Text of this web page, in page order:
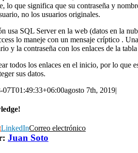
lo que significa que su contraseña y
no los usuarios originales.
usa SQL Server en la web (datos en la
lo maneje con un mensaje críptico .
y la contraseña con los enlaces de la
todos los enlaces en el inicio, por lo que
sus datos.
07T01:49:33+06:00agosto 7th, 2019|
LinkedInCorreo electrónico
Juan Soto